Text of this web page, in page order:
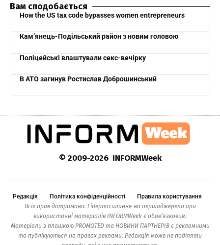
Вам сподобається
How the US tax code bypasses women entrepreneurs
Кам’янець-Подільський район з новим головою
Поліцейські влаштували секс-вечірку
В АТО загинув Ростислав Доброшинський
© 2009-2026 INFORMWeek
Редакція Політика конфіденційності
Правила користування
Всіх прав дотримано. Гіперпосилання на першоджерело при
використанні матеріалів INFORMWeek є обов’язковим.
Матеріали з плашкою PROMOTED та НОВИНИ ПАРТНЕРІВ є рекламними
та публікуються на правах реклами. Редакція може не поділяти